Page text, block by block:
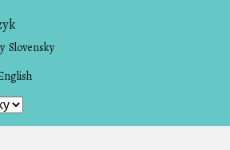
Slovensky